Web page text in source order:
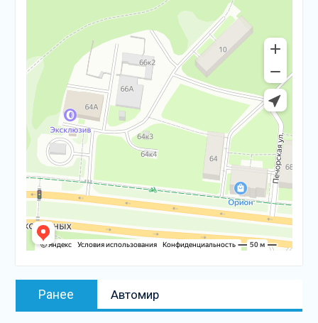
Навигация
Ранее
Предыдущая
запись:
Автомир